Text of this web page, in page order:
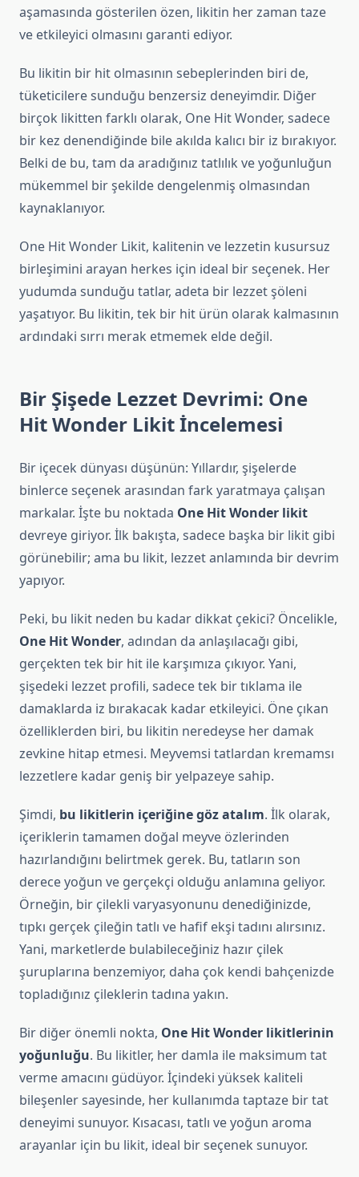
aşamasında gösterilen özen, likitin her zaman taze
ve etkileyici olmasını garanti ediyor.
Bu likitin bir hit olmasının sebeplerinden biri de,
tüketicilere sunduğu benzersiz deneyimdir. Diğer
birçok likitten farklı olarak, One Hit Wonder, sadece
bir kez denendiğinde bile akılda kalıcı bir iz bırakıyor.
Belki de bu, tam da aradığınız tatlılık ve yoğunluğun
mükemmel bir şekilde dengelenmiş olmasından
kaynaklanıyor.
One Hit Wonder Likit, kalitenin ve lezzetin kusursuz
birleşimini arayan herkes için ideal bir seçenek. Her
yudumda sunduğu tatlar, adeta bir lezzet şöleni
yaşatıyor. Bu likitin, tek bir hit ürün olarak kalmasının
ardındaki sırrı merak etmemek elde değil.
Bir Şişede Lezzet Devrimi: One
Hit Wonder Likit İncelemesi
Bir içecek dünyası düşünün: Yıllardır, şişelerde
binlerce seçenek arasından fark yaratmaya çalışan
markalar. İşte bu noktada One Hit Wonder likit
devreye giriyor. İlk bakışta, sadece başka bir likit gibi
görünebilir; ama bu likit, lezzet anlamında bir devrim
yapıyor.
Peki, bu likit neden bu kadar dikkat çekici? Öncelikle,
One Hit Wonder, adından da anlaşılacağı gibi,
gerçekten tek bir hit ile karşımıza çıkıyor. Yani,
şişedeki lezzet profili, sadece tek bir tıklama ile
damaklarda iz bırakacak kadar etkileyici. Öne çıkan
özelliklerden biri, bu likitin neredeyse her damak
zevkine hitap etmesi. Meyvemsi tatlardan kremamsı
lezzetlere kadar geniş bir yelpazeye sahip.
Şimdi, bu likitlerin içeriğine göz atalım. İlk olarak,
içeriklerin tamamen doğal meyve özlerinden
hazırlandığını belirtmek gerek. Bu, tatların son
derece yoğun ve gerçekçi olduğu anlamına geliyor.
Örneğin, bir çilekli varyasyonunu denediğinizde,
tıpkı gerçek çileğin tatlı ve hafif ekşi tadını alırsınız.
Yani, marketlerde bulabileceğiniz hazır çilek
şuruplarına benzemiyor, daha çok kendi bahçenizde
topladığınız çileklerin tadına yakın.
Bir diğer önemli nokta, One Hit Wonder likitlerinin
yoğunluğu. Bu likitler, her damla ile maksimum tat
verme amacını güdüyor. İçindeki yüksek kaliteli
bileşenler sayesinde, her kullanımda taptaze bir tat
deneyimi sunuyor. Kısacası, tatlı ve yoğun aroma
arayanlar için bu likit, ideal bir seçenek sunuyor.